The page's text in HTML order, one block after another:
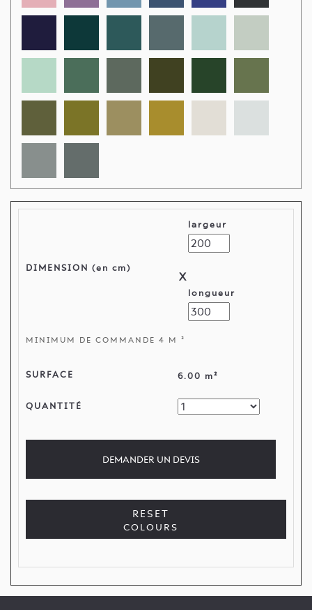
DIMENSION (en cm)
largeur
X
longueur
MINIMUM DE COMMANDE 4 M ²
SURFACE 6.00 m²
QUANTITÉ
DEMANDER UN DEVIS
RESET
COLOURS